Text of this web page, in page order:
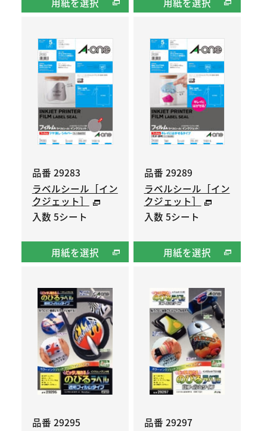
品番 29283
ラベルシール［イン
クジェット］
入数 5シート
用紙を選択
品番 29289
ラベルシール［イン
クジェット］
入数 5シート
用紙を選択
品番 29295
品番 29297